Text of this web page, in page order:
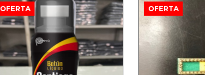
OFERTA OFERTA